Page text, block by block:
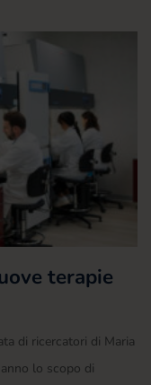
terapie
di ricercatori di Maria
lo scopo di